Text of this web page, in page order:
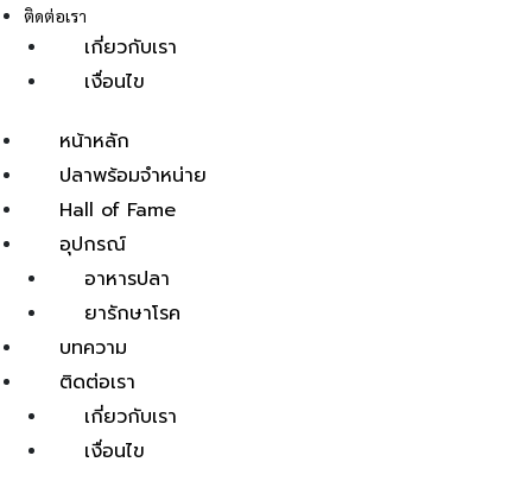
ติดต่อเรา
เกี่ยวกับเรา
เงื่อนไข
หน้าหลัก
ปลาพร้อมจำหน่าย
Hall of Fame
อุปกรณ์
อาหารปลา
ยารักษาโรค
บทความ
ติดต่อเรา
เกี่ยวกับเรา
เงื่อนไข